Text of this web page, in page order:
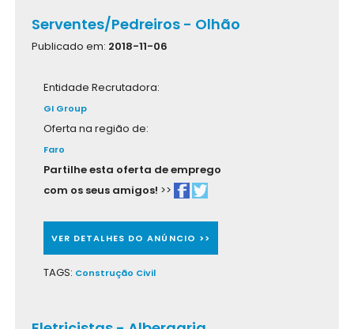
Serventes/Pedreiros - Olhão
Publicado em: 2018-11-06
Entidade Recrutadora:
GI Group
Oferta na região de:
Faro
Partilhe esta oferta de emprego
com os seus amigos! >>
VER DETALHES DO ANÚNCIO >>
TAGS: Construção Civil